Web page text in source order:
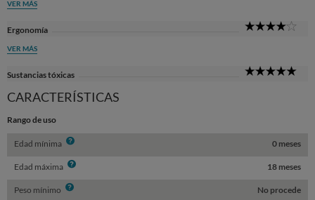
VER MÁS
Ergonomía
VER MÁS
Sustancias tóxicas
CARACTERÍSTICAS
Rango de uso
Edad mínima Info 0 meses
Edad máxima Info 18 meses
Peso mínimo Info No procede